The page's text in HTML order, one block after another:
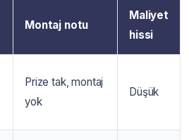
Montaj notu
Maliyet
hissi
Prize tak, montaj
yok
Düşük